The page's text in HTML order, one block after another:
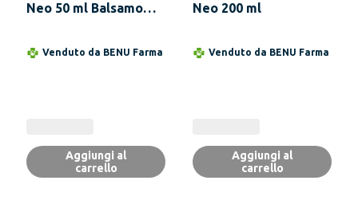
Neo 50 ml Balsamo
Rilassante
Venduto da BENU Farma
Aggiungi al
carrello
Neo 200 ml
Venduto da BENU Farma
Aggiungi al
carrello